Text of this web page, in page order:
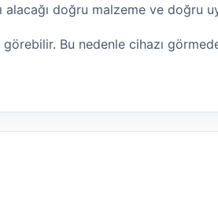
alacağı doğru malzeme ve doğru
Bu nedenle cihazı